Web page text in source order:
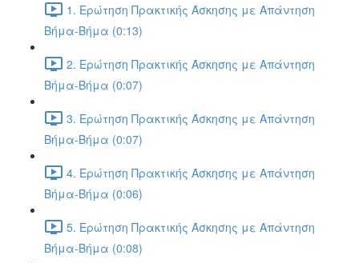
1. Ερώτηση Πρακτικής Άσκησης με Απάντηση
Βήμα-Βήμα (0:13)
2. Ερώτηση Πρακτικής Άσκησης με Απάντηση
Βήμα-Βήμα (0:07)
3. Ερώτηση Πρακτικής Άσκησης με Απάντηση
Βήμα-Βήμα (0:07)
4. Ερώτηση Πρακτικής Άσκησης με Απάντηση
Βήμα-Βήμα (0:06)
5. Ερώτηση Πρακτικής Άσκησης με Απάντηση
Βήμα-Βήμα (0:08)